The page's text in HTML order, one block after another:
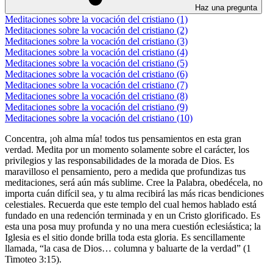
Haz una pregunta
Meditaciones sobre la vocación del cristiano (1)
Meditaciones sobre la vocación del cristiano (2)
Meditaciones sobre la vocación del cristiano (3)
Meditaciones sobre la vocación del cristiano (4)
Meditaciones sobre la vocación del cristiano (5)
Meditaciones sobre la vocación del cristiano (6)
Meditaciones sobre la vocación del cristiano (7)
Meditaciones sobre la vocación del cristiano (8)
Meditaciones sobre la vocación del cristiano (9)
Meditaciones sobre la vocación del cristiano (10)
Concentra, ¡oh alma mía! todos tus pensamientos en esta gran
verdad. Medita por un momento solamente sobre el carácter, los
privilegios y las responsabilidades de la morada de Dios. Es
maravilloso el pensamiento, pero a medida que profundizas tus
meditaciones, será aún más sublime. Cree la Palabra, obedécela, no
importa cuán difícil sea, y tu alma recibirá las más ricas bendiciones
celestiales. Recuerda que este templo del cual hemos hablado está
fundado en una redención terminada y en un Cristo glorificado. Es
esta una posa muy profunda y no una mera cuestión eclesiástica; la
Iglesia es el sitio donde brilla toda esta gloria. Es sencillamente
llamada, “la casa de Dios… columna y baluarte de la verdad” (1
Timoteo 3:15).